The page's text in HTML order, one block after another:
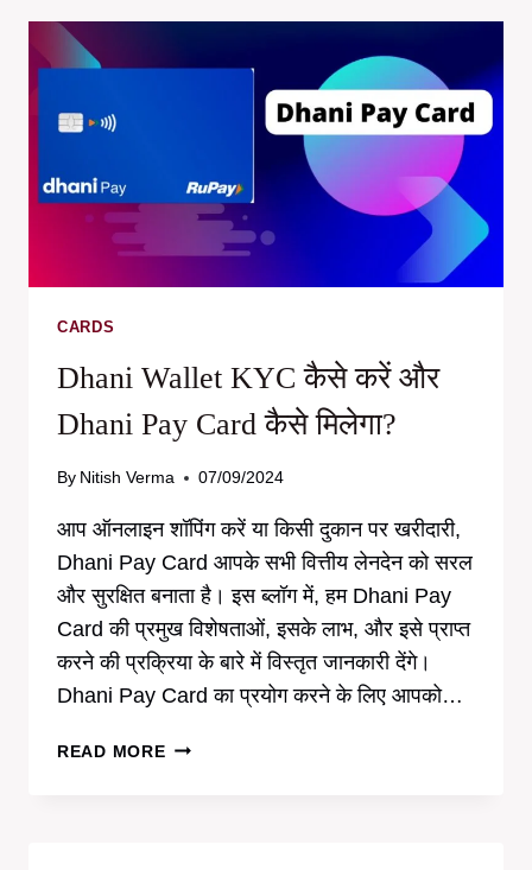
CARDS:
FEATURES,
BENEFITS,
CARDS
Dhani Wallet KYC कैसे करें और
Dhani Pay Card कैसे मिलेगा?
By Nitish Verma 07/09/2024
आप ऑनलाइन शॉपिंग करें या किसी दुकान पर खरीदारी,
Dhani Pay Card आपके सभी वित्तीय लेनदेन को सरल
और सुरक्षित बनाता है। इस ब्लॉग में, हम Dhani Pay
Card की प्रमुख विशेषताओं, इसके लाभ, और इसे प्राप्त
करने की प्रक्रिया के बारे में विस्तृत जानकारी देंगे।
Dhani Pay Card का प्रयोग करने के लिए आपको…
READ MOREDHANI